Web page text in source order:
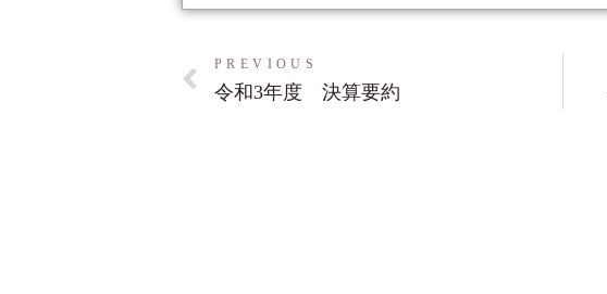
PREVIOUS
令和3年度 決算要約